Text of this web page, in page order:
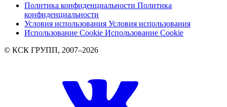
Политика конфиденциальности Политика
конфиденциальности
Условия использования Условия использования
Использование Cookie Использование Cookie
© КСК ГРУПП, 2007–2026